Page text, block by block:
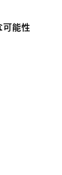
可能性